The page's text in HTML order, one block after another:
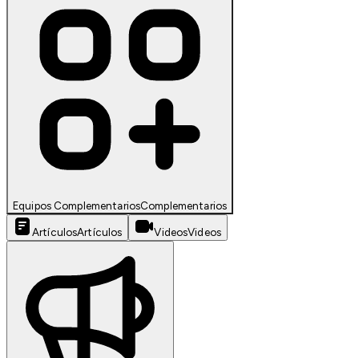
Equipos ComplementariosComplementarios
ArtículosArtículos VideosVideos